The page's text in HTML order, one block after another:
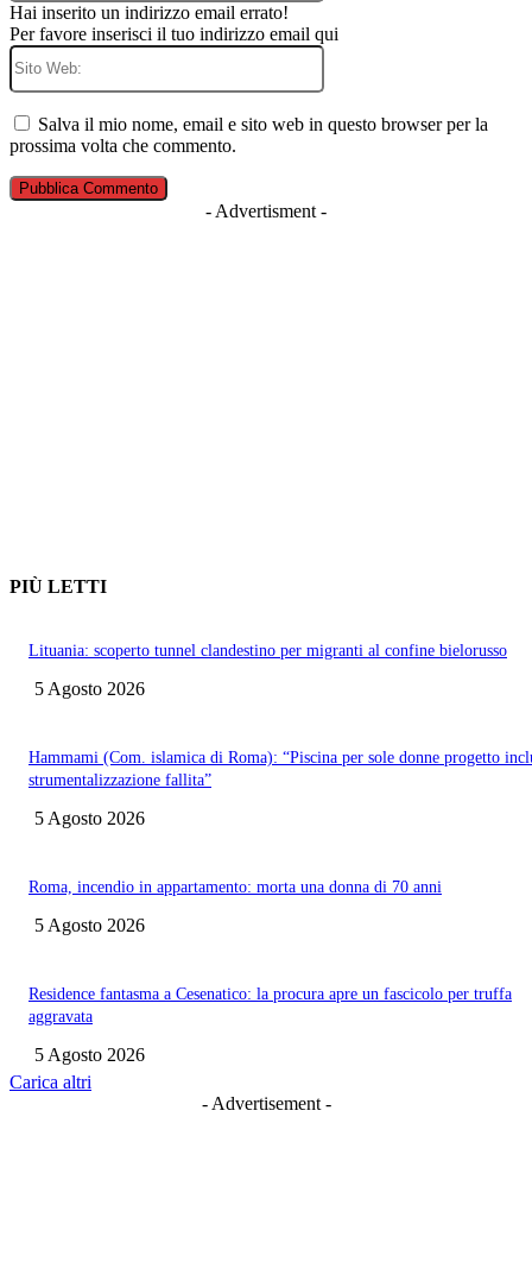
Hai inserito un indirizzo email errato!
Per favore inserisci il tuo indirizzo email qui
Sito
Salva il mio nome, email e sito web in questo browser per la
prossima volta che commento.
- Advertisment -
PIÙ LETTI
Lituania: scoperto tunnel clandestino per migranti al confine bielorusso
5 Agosto 2026
Hammami (Com. islamica di Roma): “Piscina per sole donne progetto
strumentalizzazione fallita”
5 Agosto 2026
Roma, incendio in appartamento: morta una donna di 70 anni
5 Agosto 2026
Residence fantasma a Cesenatico: la procura apre un fascicolo per truffa
aggravata
5 Agosto 2026
Carica altri
- Advertisement -